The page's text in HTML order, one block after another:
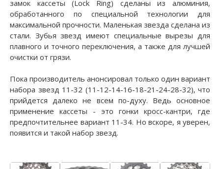
замок кассеты (Lock Ring) сделаны из алюминия,
обработанного по специальной технологии для
максимальной прочности. Маленькая звезда сделана из
стали. Зубья звезд имеют специальные вырезы для
плавного и точного переключения, а также для лучшей
очистки от грязи.
Пока производитель анонсировал только один вариант
набора звезд 11-32 (11-12-14-16-18-21-24-28-32), что
прийдется далеко не всем по-духу. Ведь основное
применение кассеты - это гонки кросс-кантри, где
предпочтительнее вариант 11-34. Но вскоре, я уверен,
появится и такой набор звезд.